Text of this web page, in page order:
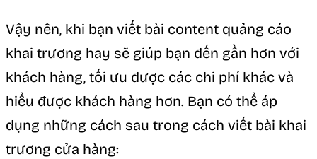
Vậy nên, khi bạn viết bài content quảng cáo
khai trương hay sẽ giúp bạn đến gần hơn với
khách hàng, tối ưu được các chi phí khác và
hiểu được khách hàng hơn. Bạn có thể áp
dụng những cách sau trong cách viết bài khai
trương cửa hàng: